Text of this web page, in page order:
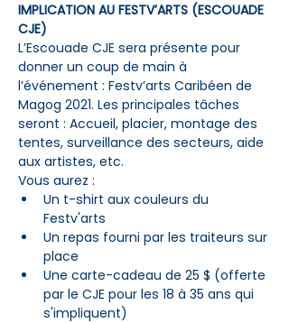
IMPLICATION AU FESTV’ARTS (ESCOUADE
CJE)
L’Escouade CJE sera présente pour
donner un coup de main à
l’événement : Festv’arts Caribéen de
Magog 2021. Les principales tâches
seront : Accueil, placier, montage des
tentes, surveillance des secteurs, aide
aux artistes, etc.
Vous aurez :
Un t-shirt aux couleurs du
Festv'arts
Un repas fourni par les traiteurs sur
place
Une carte-cadeau de 25 $ (offerte
par le CJE pour les 18 à 35 ans qui
s'impliquent)